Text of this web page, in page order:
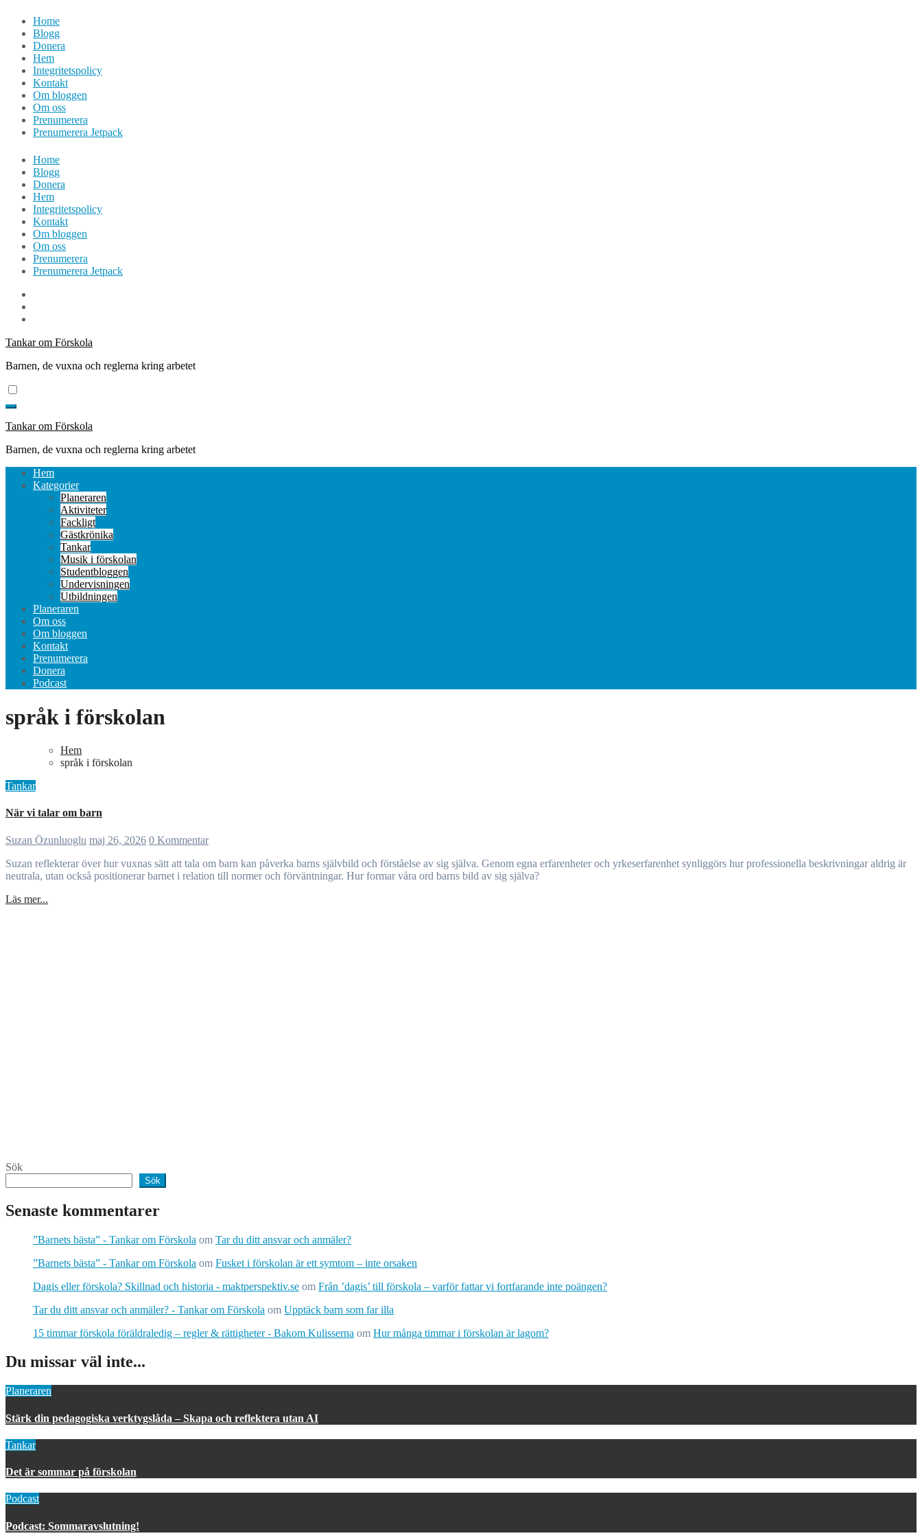
Hoppa
innehåll
Home
Blogg
Donera
Hem
Integritetspolicy
Kontakt
Om bloggen
Om oss
Prenumerera
Prenumerera Jetpack
Home
Blogg
Donera
Hem
Integritetspolicy
Kontakt
Om bloggen
Om oss
Prenumerera
Prenumerera Jetpack
Tankar om Förskola
Barnen, de vuxna och reglerna kring arbetet
Tankar om Förskola
Barnen, de vuxna och reglerna kring arbetet
Hem
Kategorier
Planeraren
Aktiviteter
Fackligt
Gästkrönika
Tankar
Musik i förskolan
Studentbloggen
Undervisningen
Utbildningen
Planeraren
Om oss
Om bloggen
Kontakt
Prenumerera
Donera
Podcast
språk i förskolan
Hem
språk i förskolan
Tankar
När vi talar om barn
Suzan Özunluoglu maj 26, 2026 0 Kommentar
Suzan reflekterar över hur vuxnas sätt att tala om barn kan påverka barns självbild och förståelse av sig själva. Genom egna erfarenheter och yrkeserfarenhet synliggörs hur professionella beskrivningar aldrig är
neutrala, utan också positionerar barnet i relation till normer och förväntningar. Hur formar våra ord barns bild av sig själva?
Läs mer...
Sök
Sök
Senaste kommentarer
”Barnets bästa” - Tankar om Förskola om Tar du ditt ansvar och anmäler?
”Barnets bästa” - Tankar om Förskola om Fusket i förskolan är ett symtom – inte orsaken
Dagis eller förskola? Skillnad och historia - maktperspektiv.se om Från ’dagis’ till förskola – varför fattar vi fortfarande inte poängen?
Tar du ditt ansvar och anmäler? - Tankar om Förskola om Upptäck barn som far illa
15 timmar förskola föräldraledig – regler & rättigheter - Bakom Kulisserna om Hur många timmar i förskolan är lagom?
Du missar väl inte...
Planeraren
Stärk din pedagogiska verktygslåda – Skapa och reflektera utan AI
Tankar
Det är sommar på förskolan
Podcast
Podcast: Sommaravslutning!